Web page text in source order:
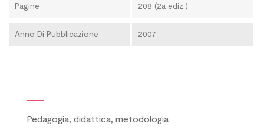
Pagine 208 (2a ediz.)
Anno Di Pubblicazione 2007
Pedagogia, didattica, metodologia